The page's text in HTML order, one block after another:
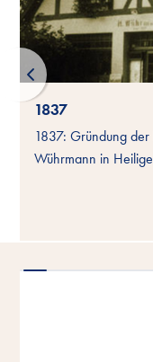
1837
1837: Gründung
Wührmann in